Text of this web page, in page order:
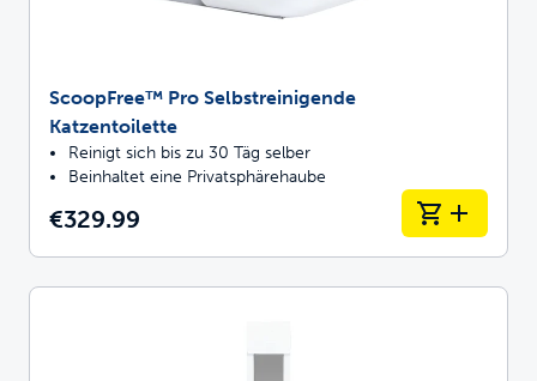
ScoopFree™ Pro Selbstreinigende
Katzentoilette
Reinigt sich bis zu 30 Täg selber
Beinhaltet eine Privatsphärehaube
€329.99